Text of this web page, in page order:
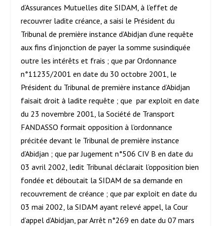
d’Assurances Mutuelles dite SIDAM, à l’effet de
recouvrer ladite créance, a saisi le Président du
Tribunal de première instance d’Abidjan d’une requête
aux fins d’injonction de payer la somme susindiquée
outre les intérêts et frais ; que par Ordonnance
n°11235/2001 en date du 30 octobre 2001, le
Président du Tribunal de première instance d’Abidjan
faisait droit à ladite requête ; que par exploit en date
du 23 novembre 2001, la Société de Transport
FANDASSO formait opposition à l’ordonnance
précitée devant le Tribunal de première instance
d’Abidjan ; que par Jugement n°506 CIV B en date du
03 avril 2002, ledit Tribunal déclarait l’opposition bien
fondée et déboutait la SIDAM de sa demande en
recouvrement de créance ; que par exploit en date du
03 mai 2002, la SIDAM ayant relevé appel, la Cour
d’appel d’Abidjan, par Arrêt n°269 en date du 07 mars